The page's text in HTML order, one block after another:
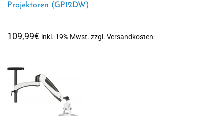
Projektoren (GP12DW)
109,99€ inkl. 19% Mwst. zzgl. Versandkosten